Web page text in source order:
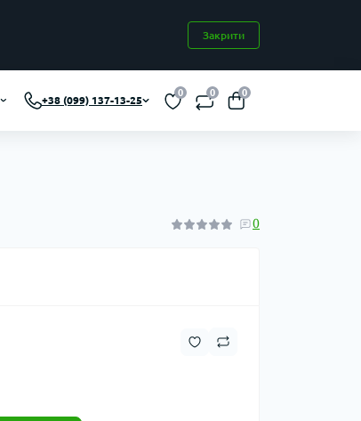
Закрити
+38 (099) 137-13-25
0 0 0
0